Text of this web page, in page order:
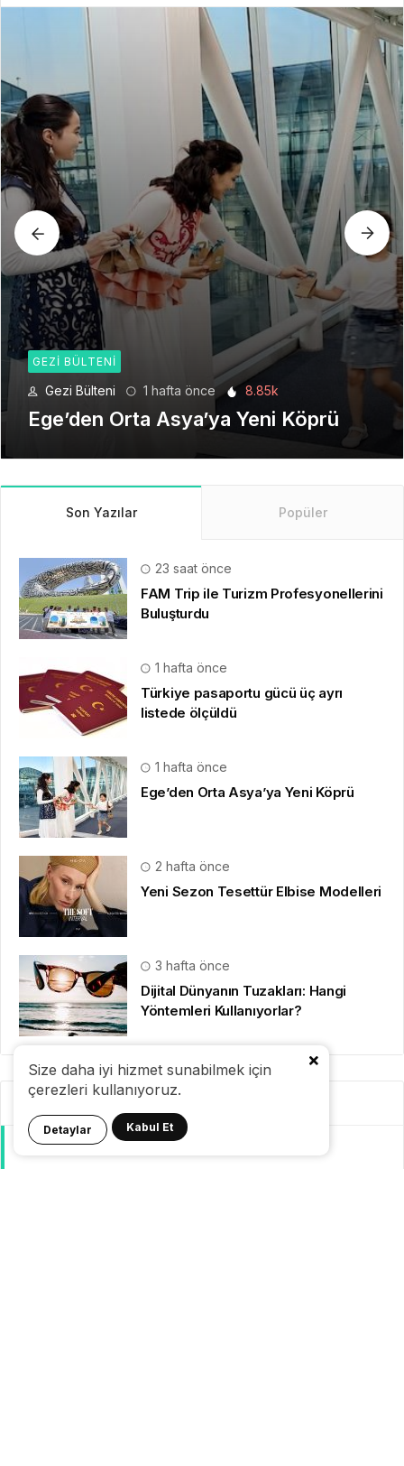
Size daha iyi hizmet sunabilmek için
çerezleri kullanıyoruz.
Detaylar Kabul Et
GEZI BÜLTENI
Gezi Bülteni 6.21k
Seyahat Teknolojilerinde Yeni Bir
Dönem
Son Yazılar Popüler
23 saat önce
FAM Trip ile Turizm Profesyonellerini
Buluşturdu
1 hafta önce
Türkiye pasaportu gücü üç ayrı
listede ölçüldü
1 hafta önce
Ege’den Orta Asya’ya Yeni Köprü
2 hafta önce
Yeni Sezon Tesettür Elbise Modelleri
3 hafta önce
Dijital Dünyanın Tuzakları: Hangi
Yöntemleri Kullanıyorlar?
Kategoriler
GeziBlog